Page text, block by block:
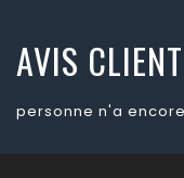
AVIS
personne n'a